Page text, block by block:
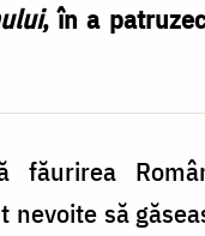
, în a
făurirea
să